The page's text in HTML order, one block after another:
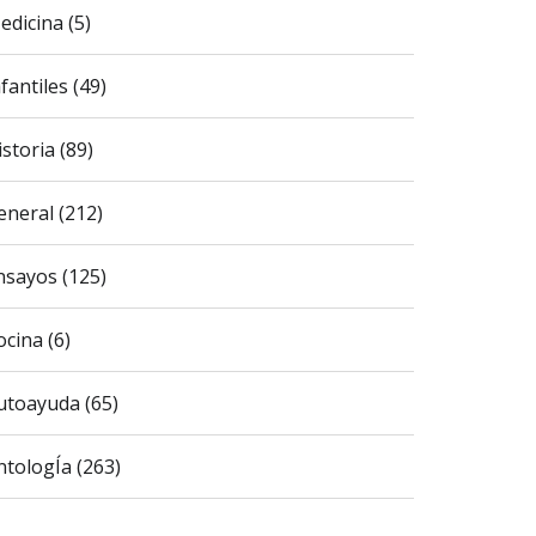
(5)
(49)
(89)
(212)
(125)
(6)
(65)
(263)